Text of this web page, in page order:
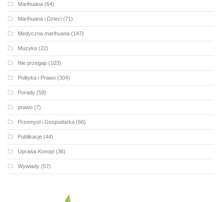
Marihuana (64)
Marihuana i Dzieci (71)
Medyczna marihuana (147)
Muzyka (22)
Nie przegap (103)
Polityka i Prawo (304)
Porady (58)
prawo (7)
Przemysł i Gospodarka (66)
Publikacje (44)
Uprawa Konopi (36)
Wywiady (57)